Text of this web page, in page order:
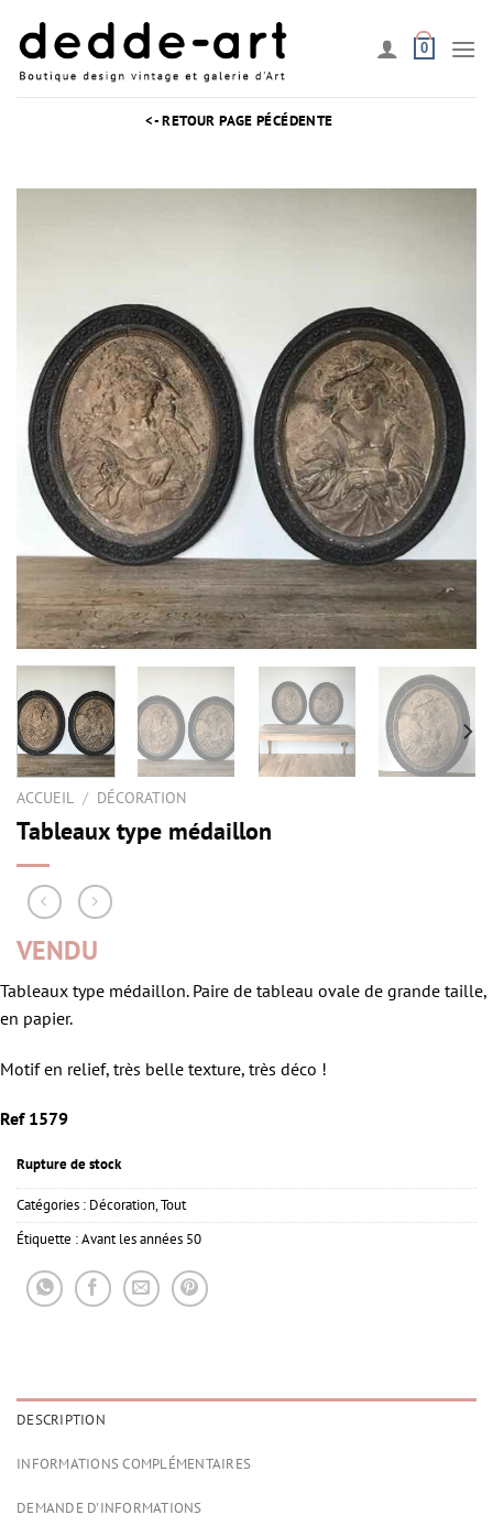
contenu
0
<- RETOUR PAGE PÉCÉDENTE
ACCUEIL / DÉCORATION
Tableaux type médaillon
VENDU
Tableaux type médaillon. Paire de tableau ovale de grande taille,
en papier.
Motif en relief, très belle texture, très déco !
Ref 1579
Rupture de stock
Catégories : Décoration,Tout
Étiquette :Avant les années 50
DESCRIPTION
INFORMATIONS COMPLÉMENTAIRES
DEMANDE D'INFORMATIONS